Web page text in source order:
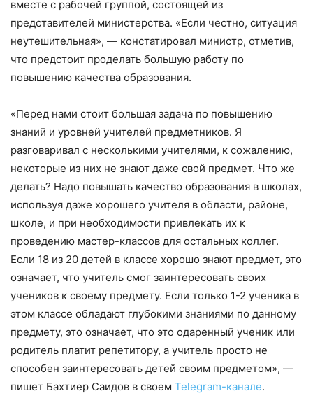
вместе с рабочей группой, состоящей из
представителей министерства. «Если честно, ситуация
неутешительная», — констатировал министр, отметив,
что предстоит проделать большую работу по
повышению качества образования.
«Перед нами стоит большая задача по повышению
знаний и уровней учителей предметников. Я
разговаривал с несколькими учителями, к сожалению,
некоторые из них не знают даже свой предмет. Что же
делать? Надо повышать качество образования в школах,
используя даже хорошего учителя в области, районе,
школе, и при необходимости привлекать их к
проведению мастер-классов для остальных коллег.
Если 18 из 20 детей в классе хорошо знают предмет, это
означает, что учитель смог заинтересовать своих
учеников к своему предмету. Если только 1-2 ученика в
этом классе обладают глубокими знаниями по данному
предмету, это означает, что это одаренный ученик или
родитель платит репетитору, а учитель просто не
способен заинтересовать детей своим предметом», —
пишет Бахтиер Саидов в своем Telegram-канале.